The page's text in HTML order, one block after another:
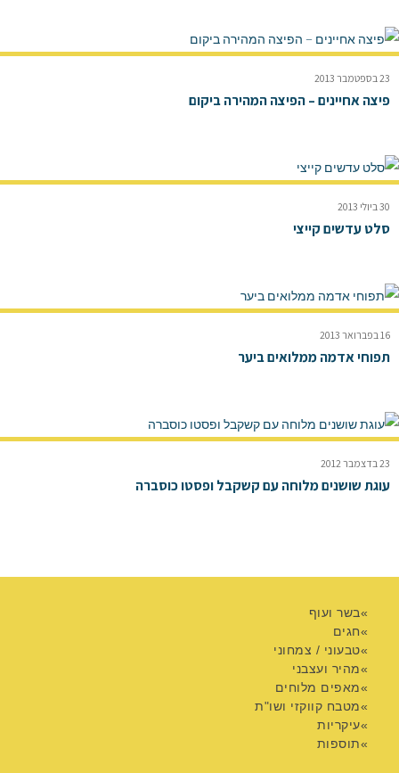
23 בספטמבר 2013
פיצה אחיינים – הפיצה המהירה ביקום
30 ביולי 2013
סלט עדשים קייצי
16 בפברואר 2013
תפוחי אדמה ממלואים ביער
23 בדצמבר 2012
עוגת שושנים מלוחה עם קשקבל ופסטו כוסברה
בשר ועוף
חגים
טבעוני / צמחוני
מהיר ועצבני
מאפים מלוחים
מטבח קווקזי ושו"ת
עיקריות
תוספות